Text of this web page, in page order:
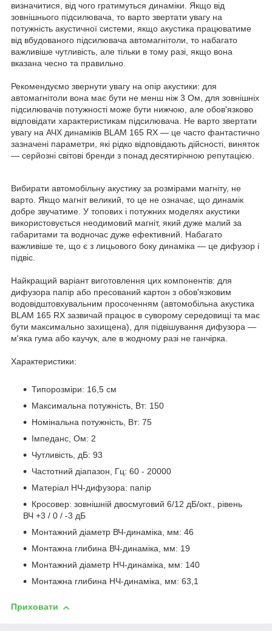
визначитися, від чого гратимуться динаміки. Якщо від
зовнішнього підсилювача, то варто звертати увагу на
потужність акустичної системи, якщо акустика працюватиме
від вбудованого підсилювача автомагнітоли, то набагато
важливіше чутливість, але тільки в тому разі, якщо вона
вказана чесно та правильно.
Рекомендуємо звернути увагу на опір акустики: для
автомагнітоли вона має бути не менш ніж 3 Ом, для зовнішніх
підсилювачів потужності може бути нижчою, але обов'язково
відповідати характеристикам підсилювача. Не варто звертати
увагу на АЧХ динаміків BLAM 165 RX — це часто фантастично
зазначені параметри, які рідко відповідають дійсності, виняток
— серйозні світові бренди з понад десятирічною репутацією.
Вибирати автомобільну акустику за розмірами магніту, не
варто. Якщо магніт великий, то це не означає, що динамік
добре звучатиме. У топових і потужних моделях акустики
використовується неодимовий магніт, який дуже малий за
габаритами та водночас дуже ефективний. Набагато
важливіше те, що є з лицьового боку динаміка — це дифузор і
підвіс.
Найкращий варіант виготовлення цих компонентів: для
дифузора папір або пресований картон з обов'язковим
водовідштовхувальним просоченням (автомобільна акустика
BLAM 165 RX зазвичай працює в суворому середовищі та має
бути максимально захищена), для підвішування дифузора —
м'яка гума або каучук, але в жодному разі не ганчірка.
Характеристики:
Типорозміри: 16,5 см
Максимальна потужність, Вт: 150
Номінальна потужність, Вт: 75
Імпеданс, Ом: 2
Чутливість, дБ: 93
Частотний діапазон, Гц: 60 - 20000
Матеріал НЧ-дифузора: папір
Кросовер: зовнішній двосмуговий 6/12 дБ/окт., рівень
ВЧ +3 / 0 / -3 дБ
Монтажний діаметр ВЧ-динаміка, мм: 46
Монтажна глибина ВЧ-динаміка, мм: 19
Монтажний діаметр НЧ-динаміка, мм: 140
Монтажна глибина НЧ-динаміка, мм: 63,1
Приховати